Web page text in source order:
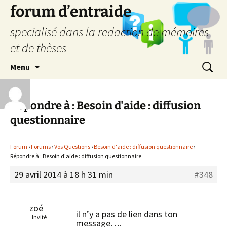
forum d’entraide
specialisé dans la redaction de mémoires
et de thèses
Menu
Répondre à : Besoin d'aide : diffusion
questionnaire
Forum ›Forums ›Vos Questions ›Besoin d'aide : diffusion questionnaire ›
Répondre à : Besoin d'aide : diffusion questionnaire
29 avril 2014 à 18 h 31 min #348
zoé
Invité il n’y a pas de lien dans ton
message….